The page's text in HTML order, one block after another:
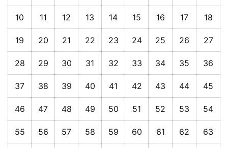
10 11 12 13 14 15 16 17 18
19 20 21 22 23 24 25 26 27
28 29 30 31 32 33 34 35 36
37 38 39 40 41 42 43 44 45
46 47 48 49 50 51 52 53 54
55 56 57 58 59 60 61 62 63